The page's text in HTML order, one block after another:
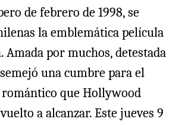
de febrero de 1998, se
la emblemática película
Amada por muchos, detestada
una cumbre para el
romántico que Hollywood
a alcanzar. Este jueves 9